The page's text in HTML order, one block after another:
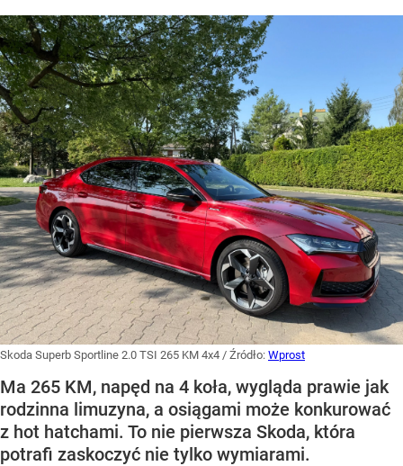
Skoda Superb Sportline 2.0 TSI 265 KM 4x4 / Źródło: Wprost
Ma 265 KM, napęd na 4 koła, wygląda prawie jak
rodzinna limuzyna, a osiągami może konkurować
z hot hatchami. To nie pierwsza Skoda, która
potrafi zaskoczyć nie tylko wymiarami.